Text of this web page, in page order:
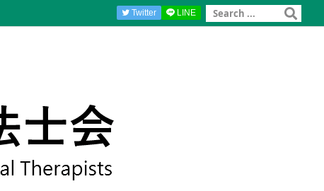
Twitter LINE